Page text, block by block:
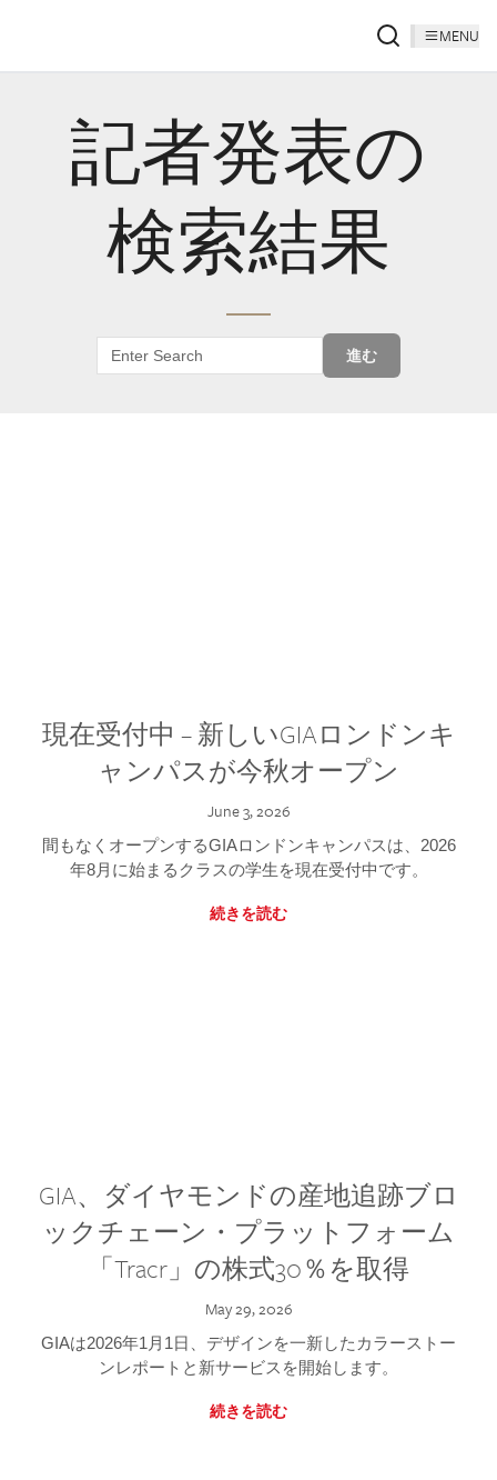
MENU
記者発表の
検索結果
進む
現在受付中 – 新しいGIAロンドンキ
ャンパスが今秋オープン
June 3, 2026
間もなくオープンするGIAロンドンキャンパスは、2026
年8月に始まるクラスの学生を現在受付中です。
続きを読む
GIA、ダイヤモンドの産地追跡ブロ
ックチェーン・プラットフォーム
「Tracr」の株式30％を取得
May 29, 2026
GIAは2026年1月1日、デザインを一新したカラーストー
ンレポートと新サービスを開始します。
続きを読む